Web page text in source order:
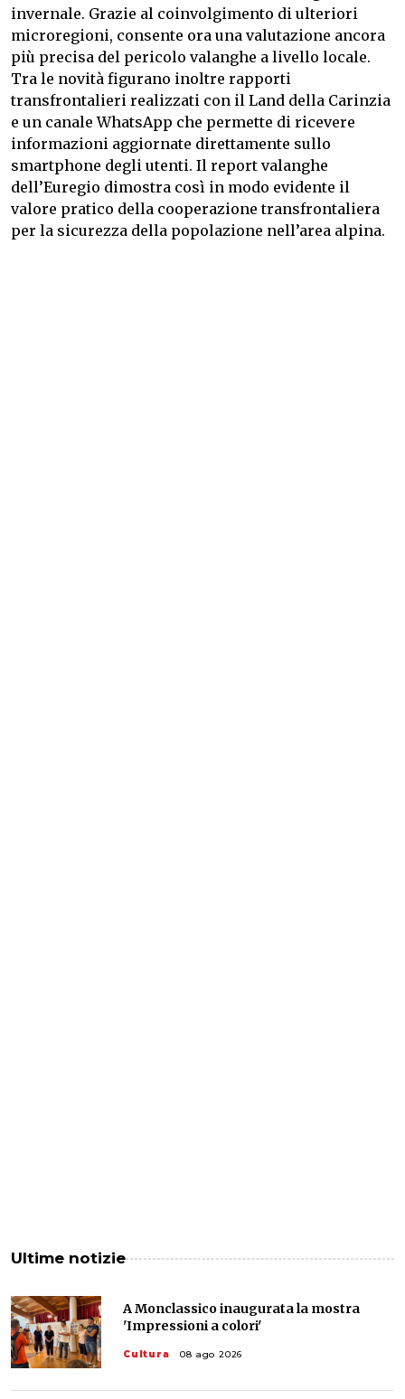
invernale. Grazie al coinvolgimento di ulteriori
microregioni, consente ora una valutazione ancora
più precisa del pericolo valanghe a livello locale.
Tra le novità figurano inoltre rapporti
transfrontalieri realizzati con il Land della Carinzia
e un canale WhatsApp che permette di ricevere
informazioni aggiornate direttamente sullo
smartphone degli utenti. Il report valanghe
dell’Euregio dimostra così in modo evidente il
valore pratico della cooperazione transfrontaliera
per la sicurezza della popolazione nell’area alpina.
Ultime notizie
A Monclassico inaugurata la mostra
'Impressioni a colori'
Cultura 08 ago 2026